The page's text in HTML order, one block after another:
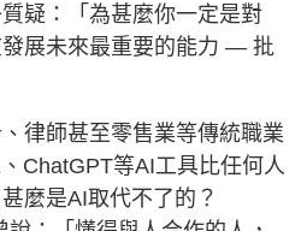
疑：「為甚麼你一定是對
展未來最重要的能力 — 批
律師甚至零售業等傳統職業
ChatGPT等AI工具比任何人
麼是AI取代不了的？